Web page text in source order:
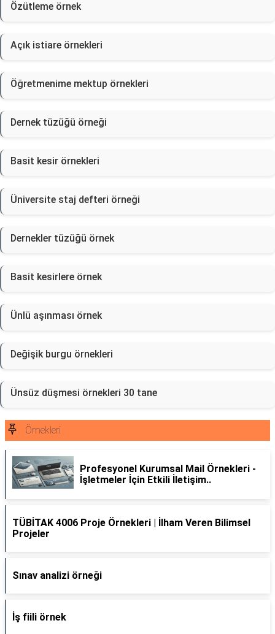
Özütleme örnek
Açık istiare örnekleri
Öğretmenime mektup örnekleri
Dernek tüzüğü örneği
Basit kesir örnekleri
Üniversite staj defteri örneği
Dernekler tüzüğü örnek
Basit kesirlere örnek
Ünlü aşınması örnek
Değişik burgu örnekleri
Ünsüz düşmesi örnekleri 30 tane
Örnekleri
Profesyonel Kurumsal Mail Örnekleri -
İşletmeler İçin Etkili İletişim..
TÜBİTAK 4006 Proje Örnekleri | İlham Veren Bilimsel
Projeler
Sınav analizi örneği
İş fiili örnek